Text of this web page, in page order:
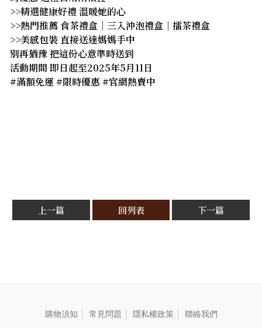
>>精選健康好禮 溫暖她的心
>>熱門推薦 食茶禮盒｜三入沖泡禮盒｜擂茶禮盒
>>美感包裝 直接送達媽媽手中
別再猶豫 把這份心意準時送到
活動期間 即日起至2025年5月11日
#滿額免運 #限時優惠 #官網熱賣中
上一篇 回列表 下一篇
購物須知 常見問題 隱私權政策 聯絡我們